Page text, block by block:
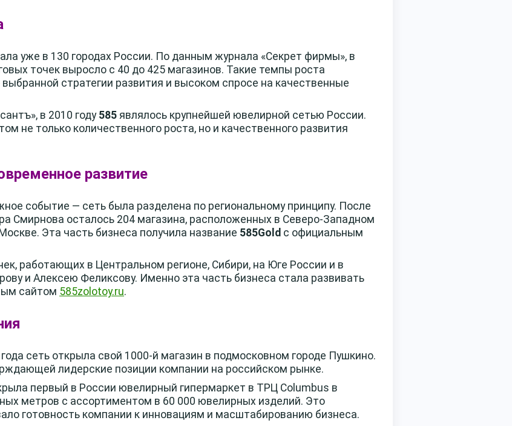
уже в 130 городах России. По данным журнала «Секрет фирмы», в
точек выросло с 40 до 425 магазинов. Такие темпы роста
стратегии развития и высоком спросе на качественные
в 2010 году 585 являлось крупнейшей ювелирной сетью России.
не только количественного роста, но и качественного развития
развитие
событие — сеть была разделена по региональному принципу. После
Смирнова осталось 204 магазина, расположенных в Северо-Западном
Эта часть бизнеса получила название 585Gold с официальным
работающих в Центральном регионе, Сибири, на Юге России и в
и Алексею Феликсову. Именно эта часть бизнеса стала развивать
сайтом 585zolotoy.ru.
сеть открыла свой 1000-й магазин в подмосковном городе Пушкино.
лидерские позиции компании на российском рынке.
первый в России ювелирный гипермаркет в ТРЦ Columbus в
метров с ассортиментом в 60 000 ювелирных изделий. Это
готовность компании к инновациям и масштабированию бизнеса.